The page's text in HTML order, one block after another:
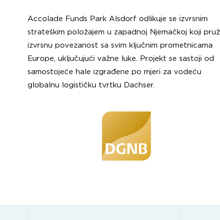
Accolade Funds Park Alsdorf odlikuje se izvrsnim
strateškim položajem u zapadnoj Njemačkoj koji
izvrsnu povezanost sa svim ključnim prometnicama
Europe, uključujući važne luke. Projekt se sastoji od
samostojeće hale izgrađene po mjeri za vodeću
globalnu logističku tvrtku Dachser.